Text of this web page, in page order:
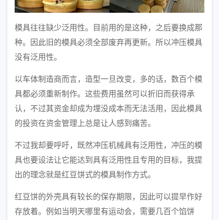
模具往往缺少泛用性。目前用的是这种，之后要换成那
种。因此旧的模具必须全部废弃再更新。所以冲压模具
没有泛用性。
以车体制造商而言，造型一旦改变，多的话，数百个模
具都必须重新制作。这些费用虽然可以折旧而获得承
认，不过其资金却成为埋没成本而无法活用，因此模具
的投资在资金管理上总是让人感到痛苦。
不过我却要呼吁，既然冲压机械具有泛用性，冲压的模
具也要设法让它能达到具有泛用性且专用的目标，我提
出的理念就是红豆饼式的模具制作方式。
红豆饼的外壳具有较长的保存期限，因此可以提早作好
存放着。例如当明天哪里有运动会，需要几百个馅饼